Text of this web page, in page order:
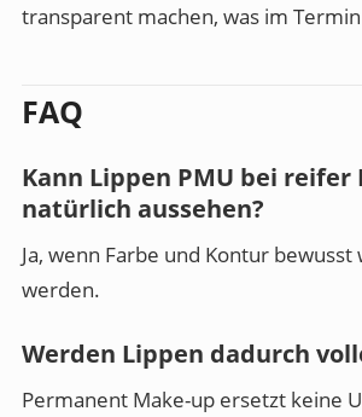
transparent machen, was im
FAQ
Kann Lippen PMU bei reifer
natürlich aussehen?
Ja, wenn Farbe und Kontur bewusst
werden.
Werden Lippen dadurch
Permanent Make-up ersetzt keine